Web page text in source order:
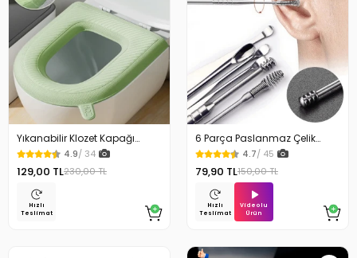
Yıkanabilir Klozet Kapağı
Süngeri Su Geçirmez
4.9/ 34
129,00 TL230,00 TL
Hızlı
Teslimat
6 Parça Paslanmaz Çelik
Kulak Temizleme Seti
4.7/ 45
79,90 TL150,00 TL
Hızlı
Teslimat
Videolu
Ürün